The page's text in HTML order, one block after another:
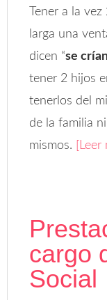
Tener a la
larga una
dicen “se
tener 2 hijos
tenerlos del
de la familia
mismos.
[Leer
cargo
Social